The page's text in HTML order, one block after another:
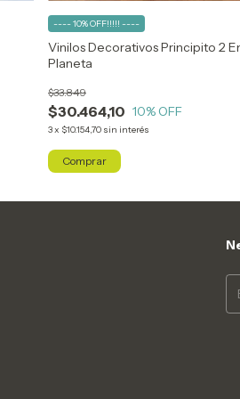
Vinilos Decorativos Principito 2
Planeta
$30.464,10
$33.849
10% OFF
3x $10.154,70 sin interés
---- 10% OFF!!!!! ----